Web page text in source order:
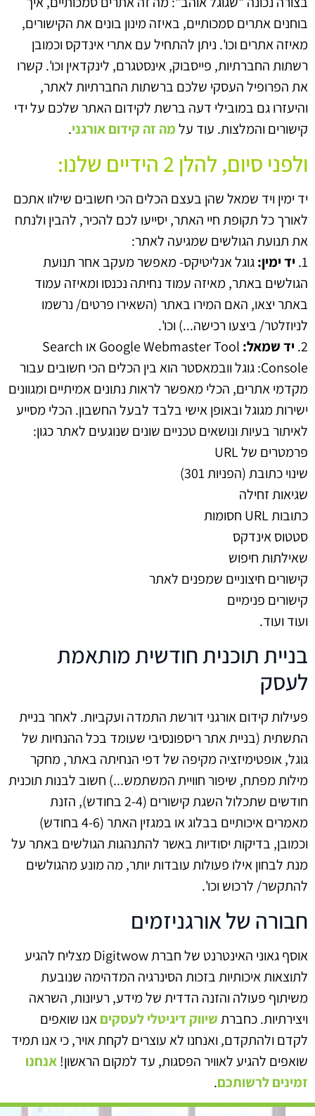
בוחנים אתרים סמכותיים, באיזה מינון בונים את הקישורים,
מאיזה אתרים וכו'. ניתן להתחיל עם אתרי אינדקס וכמובן
רשתות החברתיות, פייסבוק, אינסטגרם, לינקדאין וכו'. קשרו
את הפרופיל העסקי שלכם ברשתות החברתיות לאתר,
והיעזרו גם במובילי דעה ברשת לקידום האתר שלכם על ידי
קישורים והמלצות. עוד עלמה זה קידום אורגני.
ולפני סיום, להלן 2 הידיים שלנו:
יד ימין ויד שמאל שהן בעצם הכלים הכי חשובים שילוו אתכם
לאורך כל תקופת חיי האתר, יסייעו לכם להכיר, להבין ולנתח
את תנועת הגולשים שמגיעה לאתר:
1. יד ימין:גוגל אנליטיקס- מאפשר מעקב אחר תנועת
הגולשים באתר, מאיזה עמוד נחיתה נכנסו ומאיזה עמוד
באתר יצאו, האם המירו באתר (השאירו פרטים/ נרשמו
לניוזלטר/ ביצעו רכישה...) וכו'.
2. יד שמאל:
Google Webmaster Tool או Search
Console: גוגל וובמאסטר הוא בין הכלים הכי חשובים עבור
מקדמי אתרים, הכלי מאפשר לראות נתונים אמיתיים ומגוונים
ישירות מגוגל ובאופן אישי בלבד לבעל החשבון. הכלי מסייע
לאיתור בעיות ונושאים טכניים שונים שנוגעים לאתר כגון:
פרמטרים של URL
שינוי כתובת (הפניות 301)
שגיאות זחילה
כתובות URL חסומות
סטטוס אינדקס
שאילתות חיפוש
קישורים חיצוניים שמפנים לאתר
קישורים פנימיים
ועוד ועוד.
בניית תוכנית חודשית מותאמת
לעסק
פעילות קידום אורגני דורשת התמדה ועקביות. לאחר בניית
התשתית (בניית אתר ריספונסיבי שעומד בכל ההנחיות של
גוגל, אופטימיזציה מקיפה של דפי הנחיתה באתר, מחקר
מילות מפתח, שיפור חוויית המשתמש...) חשוב לבנות תוכנית
חודשים שתכלול השגת קישורים (2-4 בחודש), הזנת
מאמרים איכותיים בבלוג או במגזין האתר (4-6 בחודש)
וכמובן, בדיקות יסודיות באשר להתנהגות הגולשים באתר על
מנת לבחון אילו פעולות עובדות יותר, מה מונע מהגולשים
להתקשר/ לרכוש וכו'.
חבורה של אורגניזמים
אוסף גאוני האינטרנט של חברת Digitwow מצליח להגיע
לתוצאות איכותיות בזכות הסינרגיה המדהימה שנובעת
משיתוף פעולה והזנה הדדית של מידע, רעיונות, השראה
ויצירתיות. כחברתשיווק דיגיטלי לעסקיםאנו שואפים
לקדם ולהתקדם, ואנחנו לא עוצרים לקחת אויר, כי אנו תמיד
שואפים להגיע לאוויר הפסגות, עד למקום הראשון!אנחנו
זמינים לרשותכם.